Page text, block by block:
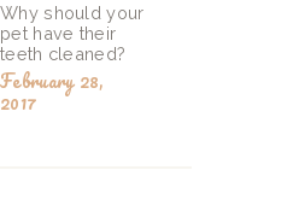
Why should your
pet have their
teeth cleaned?
February 28,
2017